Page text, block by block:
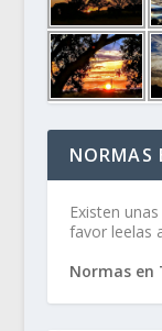
NORMAS
Existen
favor leelas
Normas en